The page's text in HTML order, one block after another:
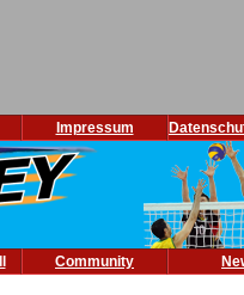
Impressum
Community